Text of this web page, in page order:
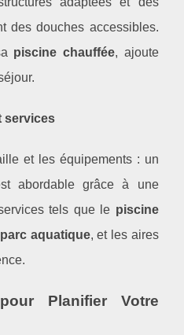
des douches accessibles.
piscine chauffée, ajoute
services
et les équipements : un
abordable grâce à une
tels que le piscine
aquatique, et les aires
Planifier Votre